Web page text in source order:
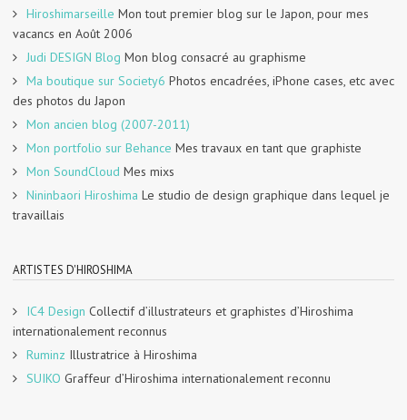
Hiroshimarseille Mon tout premier blog sur le Japon, pour mes
vacancs en Août 2006
Judi DESIGN Blog Mon blog consacré au graphisme
Ma boutique sur Society6 Photos encadrées, iPhone cases, etc avec
des photos du Japon
Mon ancien blog (2007-2011)
Mon portfolio sur Behance Mes travaux en tant que graphiste
Mon SoundCloud Mes mixs
Nininbaori Hiroshima Le studio de design graphique dans lequel je
travaillais
ARTISTES D'HIROSHIMA
IC4 Design Collectif d’illustrateurs et graphistes d’Hiroshima
internationalement reconnus
Ruminz Illustratrice à Hiroshima
SUIKO Graffeur d’Hiroshima internationalement reconnu